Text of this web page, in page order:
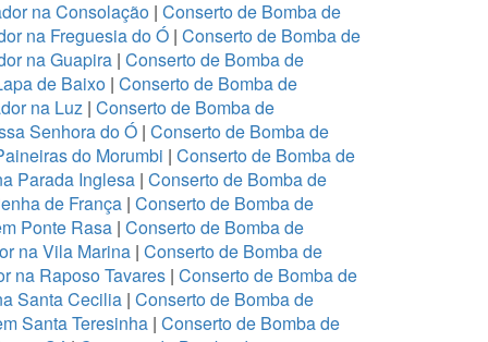
na Consolação | Conserto de Bomba de
na Freguesia do Ó | Conserto de Bomba de
na Guapira| Conserto de Bomba de
de Baixo | Conserto de Bomba de
na Luz | Conserto de Bomba de
Senhora do Ó| Conserto de Bomba de
do Morumbi | Conserto de Bomba de
Parada Inglesa | Conserto de Bomba de
de França | Conserto de Bomba de
Ponte Rasa | Conserto de Bomba de
na Vila Marina| Conserto de Bomba de
na Raposo Tavares| Conserto de Bomba de
Santa Cecilia| Conserto de Bomba de
Santa Teresinha | Conserto de Bomba de